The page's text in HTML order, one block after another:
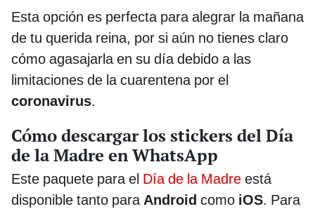
Esta opción es perfecta para alegrar la mañana
de tu querida reina, por si aún no tienes claro
cómo agasajarla en su día debido a las
limitaciones de la cuarentena por el
coronavirus.
Cómo descargar los stickers del Día
de la Madre en WhatsApp
Este paquete para el Día de la Madre está
disponible tanto paraAndroid como iOS. Para